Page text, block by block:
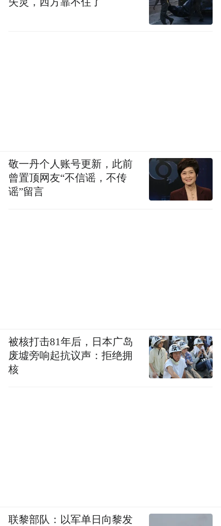
敬一丹个人账号更新，此前
曾置顶网友“不信谣，不传
谣”留言
被核打击81年后，日本广岛
废墟旁响起抗议声：拒绝拥
核
联黎部队：以军单日向黎发